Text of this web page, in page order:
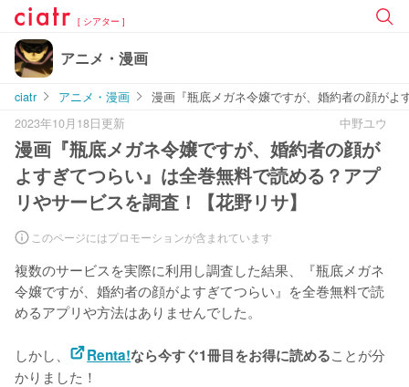
[ シアター ]
アニメ・漫画
ciatr アニメ・漫画
漫画『瓶底メガネ令嬢ですが、婚約者の顔が
2023年10月18日更新
中野ユウ
漫画『瓶底メガネ令嬢ですが、婚約者の顔が
よすぎてつらい』は全巻無料で読める？アプ
リやサービスを調査！【花野リサ】
このページにはプロモーションが含まれています
複数のサービスを実際に利用し調査した結果、『瓶底メガネ
令嬢ですが、婚約者の顔がよすぎてつらい』を全巻無料で読
めるアプリや方法はありませんでした。
しかし、 Renta!なら今すぐ1冊目をお得に読めることが分
かりました！